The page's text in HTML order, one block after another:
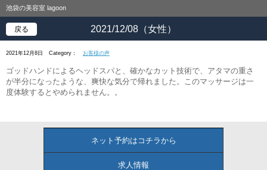
池袋の美容室 lagoon
2021/12/08（女性）
戻る
2021年12月8日 Category： お客様の声
ゴッドハンドによるヘッドスパと、確かなカット技術で、アタマの重さ
が半分になったような、爽快な気分で帰れました。このマッサージは一
度体験するとやめられません。。
ネット予約はコチラから
求人情報